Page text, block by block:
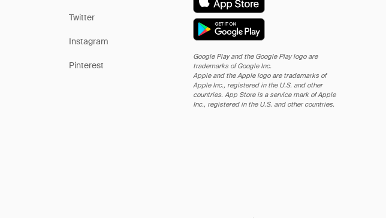
Twitter
Instagram
Pinterest
Google Play and the Google Play logo are
trademarks of Google Inc.
Apple and the Apple logo are trademarks of
Apple Inc., registered in the U.S. and other
countries. App Store is a service mark of Apple
Inc., registered in the U.S. and other countries.